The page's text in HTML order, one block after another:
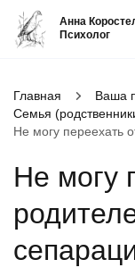
Анна
Психолог
Абьюз
Агрессия
Детские травмы
Живу ради детей
Конфликты и
Главная
Ваша
Семья
Не могу переехать
Не могу
ФИО*